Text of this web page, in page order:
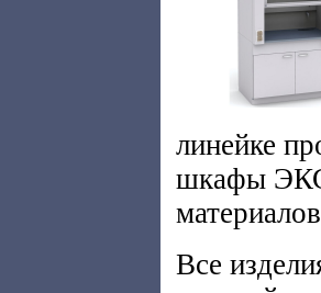
линейке
шкафы
Все